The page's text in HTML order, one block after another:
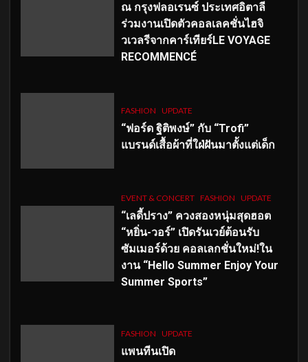
ณ กรุงฟลอเรนซ์ ประเทศอิตาลี
ร่วมงานเปิดตัวคอลเลคชั่นไฮจิ
วเวลรีจากคาร์เทียร์LE VOYAGE
RECOMMENCÉ
FASHION UPDATE
“ฟอร์ด ฐิติพงษ์” กับ “Trofi”
แบรนด์เสื้อผ้าที่ใฝ่ฝันมาตั้งแต่เด็ก
EVENT & CONCERT FASHION UPDATE
“เลดี้ปราง” ควงสองหนุ่มสุดฮอต
“หยิ่น-วอร์” เปิดรันเวย์ต้อนรับ
ซัมเมอร์ด้วย คอลเลกชั่นใหม่!ใน
งาน “Hello Summer Enjoy Your
Summer Sports”
FASHION UPDATE
แพนทีนเปิด